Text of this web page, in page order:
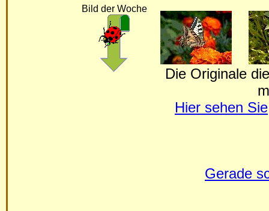
Bild der Woche
Die Originale
Hier sehen Sie
Gerade